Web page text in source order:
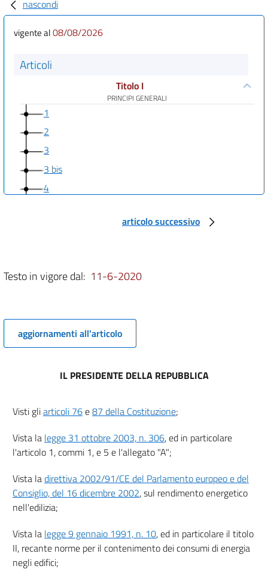
nascondi
vigente al08/08/2026
Articoli
Titolo I
PRINCIPI GENERALI
1
2
3
3 bis
4
6
8
9
Titolo II
12
Titolo III
DISPOSIZIONI FINALI
14
15
17
Allegati
articolo successivo
Testo in vigore dal: 11-6-2020
aggiornamenti all'articolo
IL PRESIDENTE DELLA REPUBBLICA
Visti gliarticoli 76e87 della Costituzione;
Vista la legge 31 ottobre 2003, n. 306, ed in particolare
l'articolo 1, commi 1, e 5 e l'allegato "A";
Vista ladirettiva 2002/91/CE del Parlamento europeo e del
Consiglio, del 16 dicembre 2002, sul rendimento energetico
nell'edilizia;
Vista la legge 9 gennaio 1991, n. 10, ed in particolare il titolo
II, recante norme per il contenimento dei consumi di energia
negli edifici;